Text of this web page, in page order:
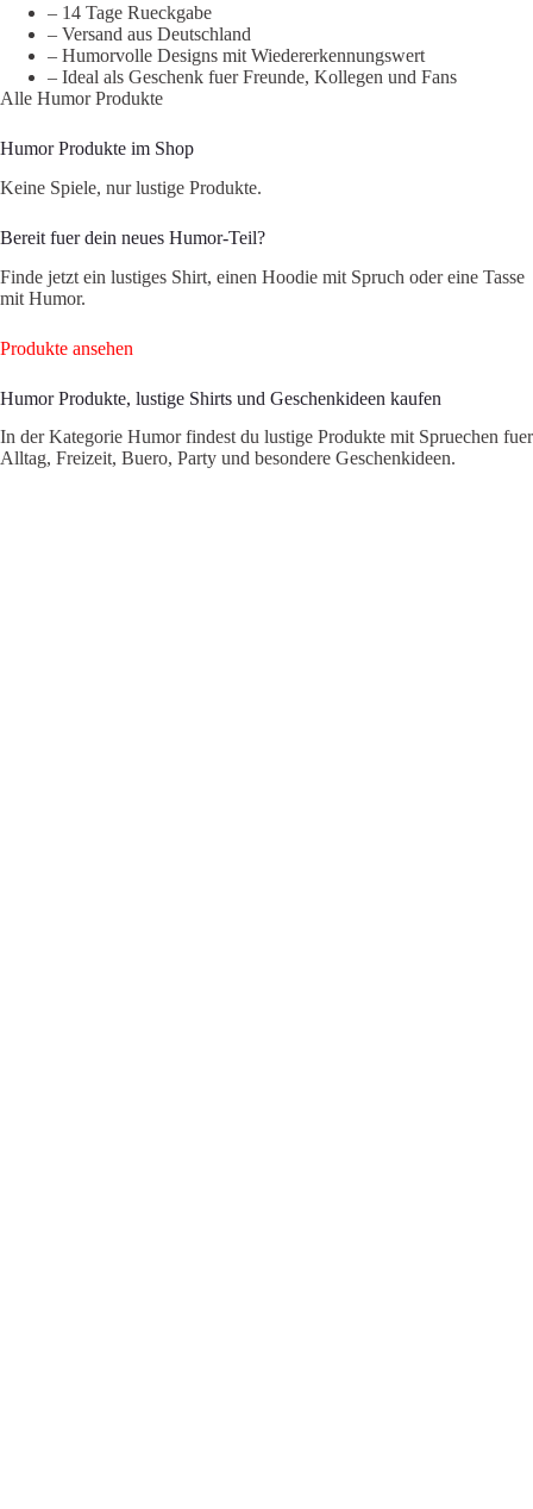
– 14 Tage Rueckgabe
– Versand aus Deutschland
– Humorvolle Designs mit Wiedererkennungswert
– Ideal als Geschenk fuer Freunde, Kollegen und Fans
Alle Humor Produkte
Humor Produkte im Shop
Keine Spiele, nur lustige Produkte.
Bereit fuer dein neues Humor-Teil?
Finde jetzt ein lustiges Shirt, einen Hoodie mit Spruch oder eine Tasse
mit Humor.
Produkte ansehen
Humor Produkte, lustige Shirts und Geschenkideen kaufen
In der Kategorie Humor findest du lustige Produkte mit Spruechen fuer
Alltag, Freizeit, Buero, Party und besondere Geschenkideen.